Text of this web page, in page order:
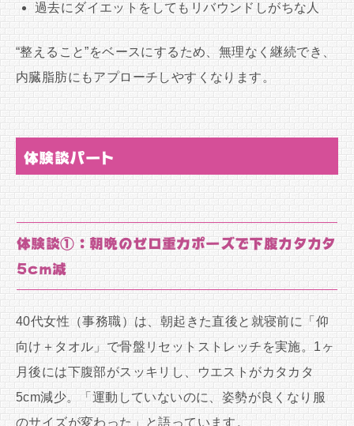
過去にダイエットをしてもリバウンドしがちな人
“整えること”をベースにするため、無理なく継続でき、
内臓脂肪にもアプローチしやすくなります。
体験談パート
体験談①：朝晩のゼロ重力ポーズで下腹カタカタ
5cm減
40代女性（事務職）は、朝起きた直後と就寝前に「仰
向け＋タオル」で骨盤リセットストレッチを実施。1ヶ
月後には下腹部がスッキリし、ウエストがカタカタ
5cm減少。「運動していないのに、姿勢が良くなり服
のサイズが変わった」と語っています。